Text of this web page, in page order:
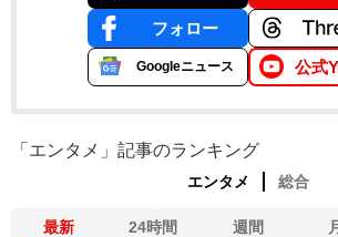
フォロー
Googleニュース 公式
「エンタメ」記事のランキング
エンタメ 総合
最新 24時間 週間